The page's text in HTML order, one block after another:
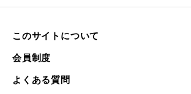
このサイトについて
会員制度
よくある質問